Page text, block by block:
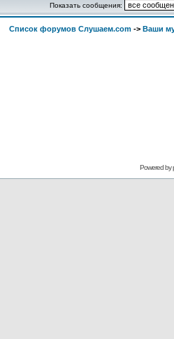
Показать сообщения:
Список форумов Слушаем.com -> Ваши
Powered by